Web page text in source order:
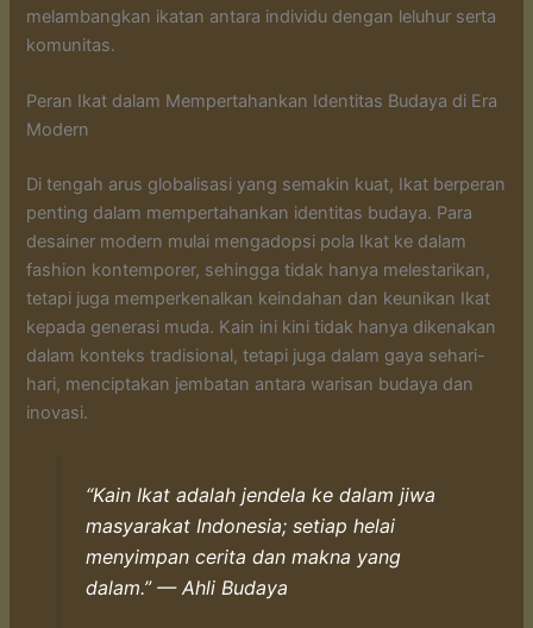
melambangkan ikatan antara individu dengan leluhur serta
komunitas.
Peran Ikat dalam Mempertahankan Identitas Budaya di Era
Modern
Di tengah arus globalisasi yang semakin kuat, Ikat berperan
penting dalam mempertahankan identitas budaya. Para
desainer modern mulai mengadopsi pola Ikat ke dalam
fashion kontemporer, sehingga tidak hanya melestarikan,
tetapi juga memperkenalkan keindahan dan keunikan Ikat
kepada generasi muda. Kain ini kini tidak hanya dikenakan
dalam konteks tradisional, tetapi juga dalam gaya sehari-
hari, menciptakan jembatan antara warisan budaya dan
inovasi.
“Kain Ikat adalah jendela ke dalam jiwa
masyarakat Indonesia; setiap helai
menyimpan cerita dan makna yang
dalam.” — Ahli Budaya